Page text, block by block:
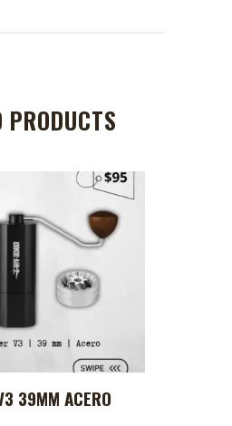
PRODUCTS
AL CARRITO
39MM ACERO